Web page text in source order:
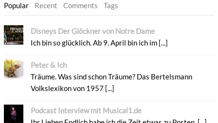
Popular Recent Comments Tags
Disneys Der Glöckner von Notre Dame
Ich bin so glücklich. Ab 9. April bin ich im [...]
Peter & Ich
Träume. Was sind schon Träume? Das Bertelsmann
Volkslexikon von 1957 [...]
Podcast Interview mit Musical1.de